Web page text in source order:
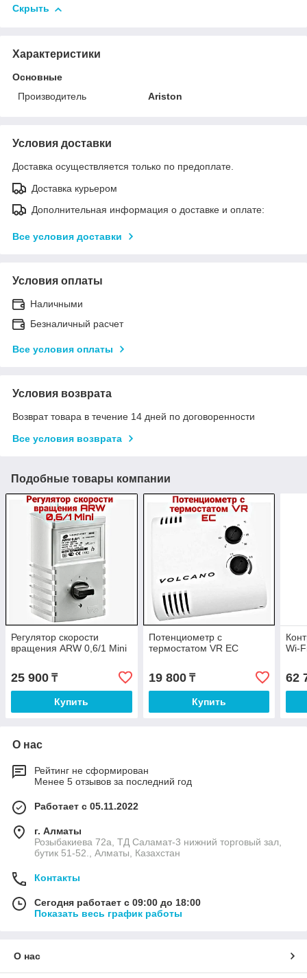
Скрыть
Характеристики
Основные
Производитель
Ariston
Условия доставки
Доставка осуществляется только по предоплате.
Доставка курьером
Дополнительная информация о доставке и оплате:
Все условия доставки
Условия оплаты
Наличными
Безналичный расчет
Все условия оплаты
Условия возврата
Возврат товара в течение 14 дней по договоренности
Все условия возврата
Подобные товары компании
Регулятор скорости
вращения ARW 0,6/1 Mini
25 900 ₸
Купить
Потенциометр с
термостатом VR EC
19 800₸
Купить
Wi-
62
О нас
Рейтинг не сформирован
Менее 5 отзывов за последний год
Работает с 05.11.2022
г. Алматы
Розыбакиева 72а, ТД Саламат-3 нижний торговый зал,
бутик 51-52., Алматы, Казахстан
Контакты
Сегодня работает с 09:00 до 18:00
Показать весь график работы
О нас